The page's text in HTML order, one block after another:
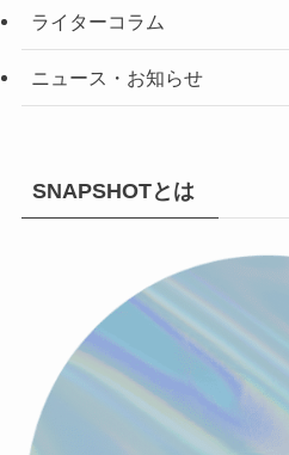
ライターコラム
ニュース・お知らせ
SNAPSHOTとは